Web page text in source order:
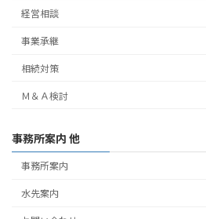
経営相談
事業承継
相続対策
Ｍ＆Ａ検討
事務所案内 他
事務所案内
水先案内